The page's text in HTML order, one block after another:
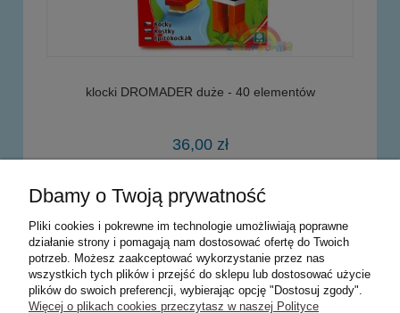
klocki DROMADER duże - 40 elementów
36,00 zł
powiadom o dostępności
Warunki zakupów
Moje konto
Dbamy o Twoją prywatność
Pliki cookies i pokrewne im technologie umożliwiają poprawne
działanie strony i pomagają nam dostosować ofertę do Twoich
potrzeb. Możesz zaakceptować wykorzystanie przez nas
wszystkich tych plików i przejść do sklepu lub dostosować użycie
plików do swoich preferencji, wybierając opcję "Dostosuj zgody".
Więcej o plikach cookies przeczytasz w naszej Polityce